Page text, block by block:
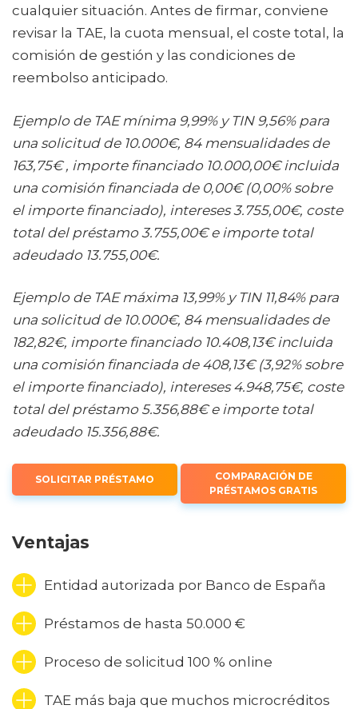
cualquier situación. Antes de firmar, conviene
revisar la TAE, la cuota mensual, el coste total, la
comisión de gestión y las condiciones de
reembolso anticipado.
Ejemplo de TAE mínima 9,99% y TIN 9,56% para
una solicitud de 10.000€, 84 mensualidades de
163,75€ , importe financiado 10.000,00€ incluida
una comisión financiada de 0,00€ (0,00% sobre
el importe financiado), intereses 3.755,00€, coste
total del préstamo 3.755,00€ e importe total
adeudado 13.755,00€.
Ejemplo de TAE máxima 13,99% y TIN 11,84% para
una solicitud de 10.000€, 84 mensualidades de
182,82€, importe financiado 10.408,13€ incluida
una comisión financiada de 408,13€ (3,92% sobre
el importe financiado), intereses 4.948,75€, coste
total del préstamo 5.356,88€ e importe total
adeudado 15.356,88€.
SOLICITAR PRÉSTAMO
COMPARACIÓN DE
PRÉSTAMOS GRATIS
Ventajas
Entidad autorizada por Banco de España
Préstamos de hasta 50.000 €
Proceso de solicitud 100 % online
TAE más baja que muchos microcréditos